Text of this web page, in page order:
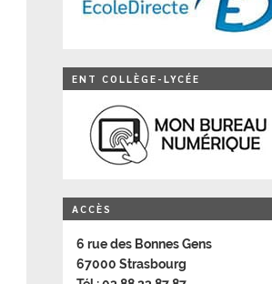
ENT COLLÈGE-LYCÉE
ACCÈS
6 rue des Bonnes Gens
67000 Strasbourg